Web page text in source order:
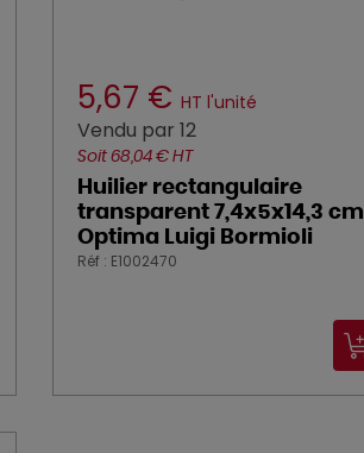
5,67 € HT l'unité
Vendu par 12
Soit 68,04 € HT
Huilier rectangulaire
transparent 7,4x5x14,3 cm
Optima Luigi Bormioli
Réf : E1002470